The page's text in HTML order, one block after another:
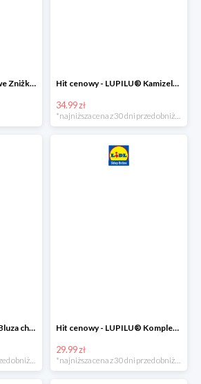
Digital Festival - Cyfrowe Zniżki Ubrania dla dzieci w Lidlu -20% Hit cenowy - LUPILU® Kamizelka pikowana dziewczęca
34.99 zł
Hit cenowy - LUPILU® Bluza chłopięca w stylu college
*najniższa cena z 30 dni przed obniżką
Hit cenowy - LUPILU® Komplet dziewczęcy (sukienka + legginsy)
29.99 zł
*najniższa cena z 30 dni przed obniżką